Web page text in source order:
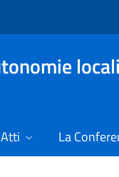
locali
La